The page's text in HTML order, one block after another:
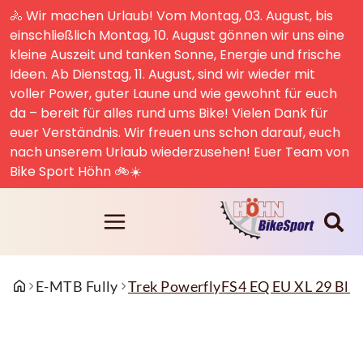
🚴 Wir machen Urlaub! Vom Montag, 03. August, bis
einschließlich Montag, 10. August gönnen wir uns eine
kleine Auszeit und tanken Sonne, Energie und frische
Ideen. Ab Dienstag, 11. August, sind wir wieder mit
voller Power, guter Laune und wie gewohnt für euch
da – bereit für alles rund ums Bike! Vielen Dank für
euer Verständnis. Wir freuen uns schon darauf, euch
nach unserem Urlaub wiederzusehen! Euer Team von
Bike Sport Höhn 🚲☀️
E-MTB Fully Trek PowerflyFS4 EQ EU XL 29